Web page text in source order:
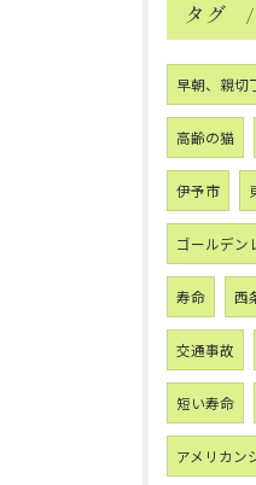
タグ
早朝、親切
高齢の猫
伊予市
ゴールデン
寿命 西
交通事故
短い寿命
アメリカン